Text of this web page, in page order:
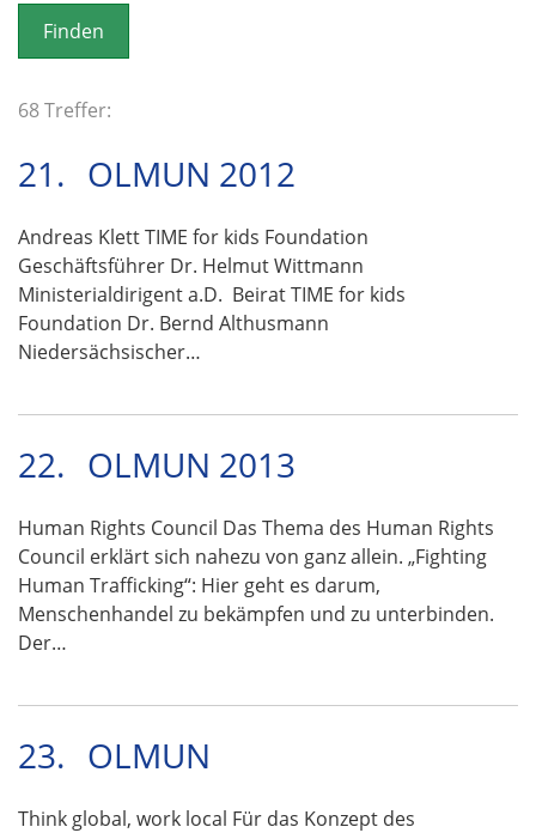
o
n
68 Treffer:
21. OLMUN 2012
Andreas Klett TIME for kids Foundation
Geschäftsführer Dr. Helmut Wittmann
Ministerialdirigent a.D. Beirat TIME for kids
Foundation Dr. Bernd Althusmann
Niedersächsischer…
22. OLMUN 2013
Human Rights Council Das Thema des Human Rights
Council erklärt sich nahezu von ganz allein. „Fighting
Human Trafficking“: Hier geht es darum,
Menschenhandel zu bekämpfen und zu unterbinden.
Der…
23. OLMUN
Think global, work local Für das Konzept des